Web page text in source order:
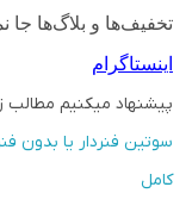
تخفیف‌ها و بلاگ‌ها جا
اینستاگرام
پیشنهاد میکنیم مطالب
سوتین فنردار یا بدون
کامل